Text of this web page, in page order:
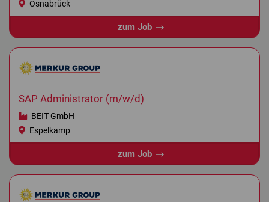
Osnabrück
zum Job
SAP Administrator (m/w/d)
BEIT GmbH
Espelkamp
zum Job